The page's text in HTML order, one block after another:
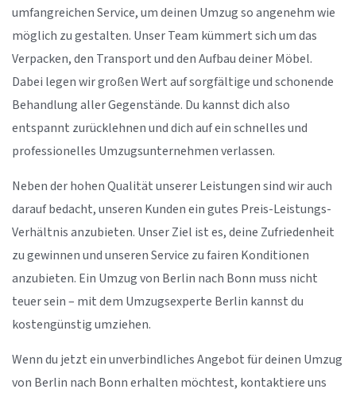
umfangreichen Service, um deinen Umzug so angenehm wie
möglich zu gestalten. Unser Team kümmert sich um das
Verpacken, den Transport und den Aufbau deiner Möbel.
Dabei legen wir großen Wert auf sorgfältige und schonende
Behandlung aller Gegenstände. Du kannst dich also
entspannt zurücklehnen und dich auf ein schnelles und
professionelles Umzugsunternehmen verlassen.
Neben der hohen Qualität unserer Leistungen sind wir auch
darauf bedacht, unseren Kunden ein gutes Preis-Leistungs-
Verhältnis anzubieten. Unser Ziel ist es, deine Zufriedenheit
zu gewinnen und unseren Service zu fairen Konditionen
anzubieten. Ein Umzug von Berlin nach Bonn muss nicht
teuer sein – mit dem Umzugsexperte Berlin kannst du
kostengünstig umziehen.
Wenn du jetzt ein unverbindliches Angebot für deinen Umzug
von Berlin nach Bonn erhalten möchtest, kontaktiere uns